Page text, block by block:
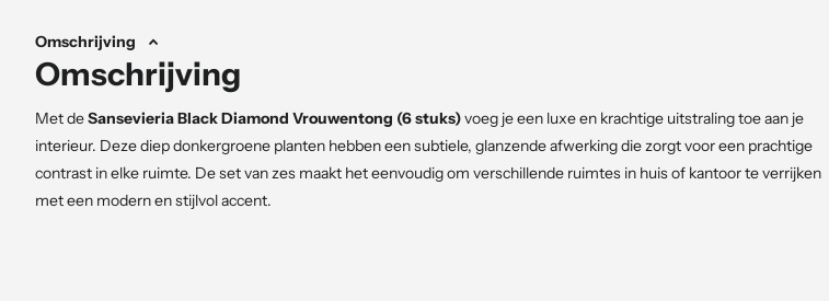
Omschrijving
Omschrijving
Met deSansevieria Black Diamond Vrouwentong (6 stuks)voeg je een luxe en krachtige uitstraling toe aan je
interieur. Deze diep donkergroene planten hebben een subtiele, glanzende afwerking die zorgt voor een prachtige
contrast in elke ruimte. De set van zes maakt het eenvoudig om verschillende ruimtes in huis of kantoor te verrijken
met een modern en stijlvol accent.